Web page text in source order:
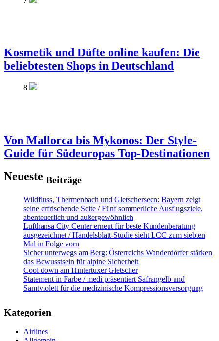
Kosmetik und Düfte online kaufen: Die
beliebtesten Shops in Deutschland
8
Von Mallorca bis Mykonos: Der Style-
Guide für Südeuropas Top-Destinationen
Neueste Beiträge
Wildfluss, Thermenbach und Gletscherseen: Bayern zeigt
seine erfrischende Seite / Fünf sommerliche Ausflugsziele,
abenteuerlich und außergewöhnlich
Lufthansa City Center erneut für beste Kundenberatung
ausgezeichnet / Handelsblatt-Studie sieht LCC zum siebten
Mal in Folge vorn
Sicher unterwegs am Berg: Österreichs Wanderdörfer stärken
das Bewusstsein für alpine Sicherheit
Cool down am Hintertuxer Gletscher
Statement in Farbe / medi präsentiert Safrangelb und
Samtviolett für die medizinische Kompressionsversorgung
Kategorien
Airlines